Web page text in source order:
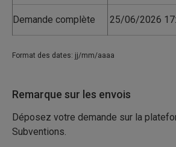
Demande complète 25/06/2026
Format des dates: jj/mm/aaaa
Remarque sur les envois
Déposez votre demande sur la
Subventions.